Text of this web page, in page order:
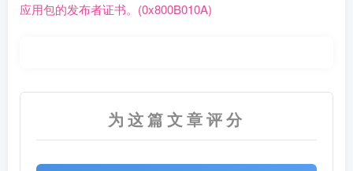
应用包的发布者证书。(0x800B010A)
为这篇文章评分